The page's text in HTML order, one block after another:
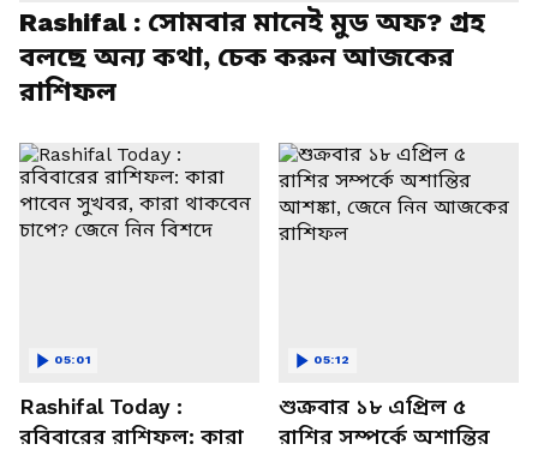
Rashifal : সোমবার মানেই মুড অফ? গ্রহ
বলছে অন্য কথা, চেক করুন আজকের
রাশিফল
Rashifal Today :
রবিবারের রাশিফল: কারা
05:01
শুক্রবার ১৮ এপ্রিল ৫
রাশির সম্পর্কে অশান্তির
05:12